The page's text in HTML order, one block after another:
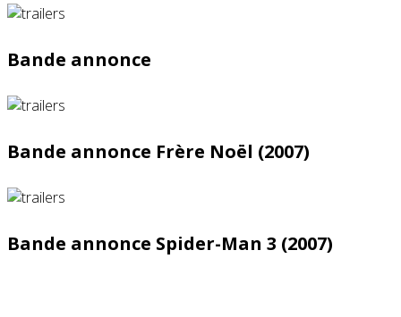
Bande annonce
Bande annonce Frère Noël (2007)
Bande annonce Spider-Man 3 (2007)